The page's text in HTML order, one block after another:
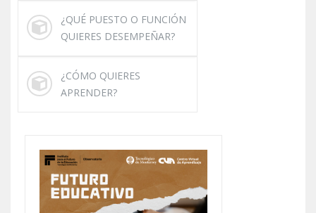
¿QUÉ PUESTO O FUNCIÓN
QUIERES DESEMPEÑAR?
¿CÓMO QUIERES
APRENDER?